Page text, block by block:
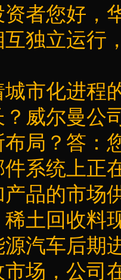
者您好，
独立运行
化进程的
威尔曼公
局？答：
系统上正
品的市场
土回收料
汽车后期
场，公司